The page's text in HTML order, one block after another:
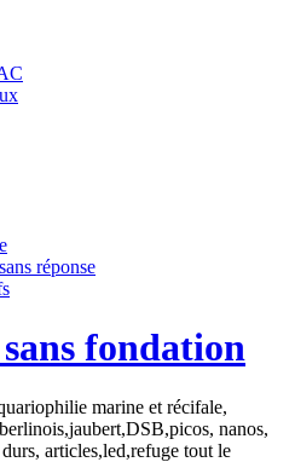
réponse
fondation
marine et récifale,
nanos,
articles,led,refuge tout le